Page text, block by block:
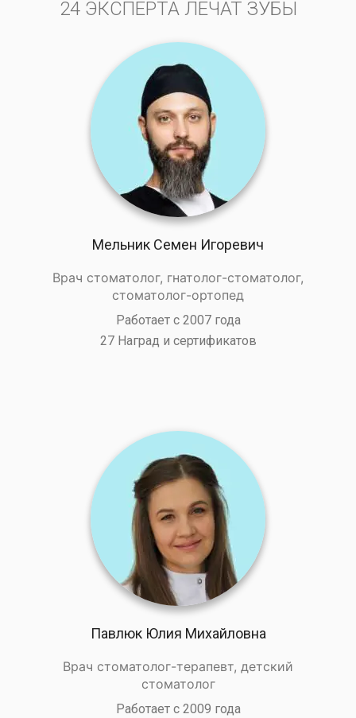
24 ЭКСПЕРТА ЛЕЧАТ ЗУБЫ
Мельник Семен Игоревич
Врач стоматолог, гнатолог-стоматолог,
стоматолог-ортопед
Работает с 2007 года
27 Наград и сертификатов
Павлюк Юлия Михайловна
Врач стоматолог-терапевт, детский
стоматолог
Работает с 2009 года